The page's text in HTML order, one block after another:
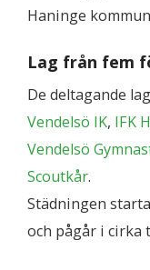
Haninge
Lag från fem
De deltagande
Vendelsö IK, IFK
Vendelsö
Scoutkår.
Städningen
och pågår i cirka